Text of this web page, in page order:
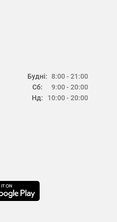
Будні:
Сб:
Нд:
8:00 - 21:00
9:00 - 20:00
10:00 - 20:00